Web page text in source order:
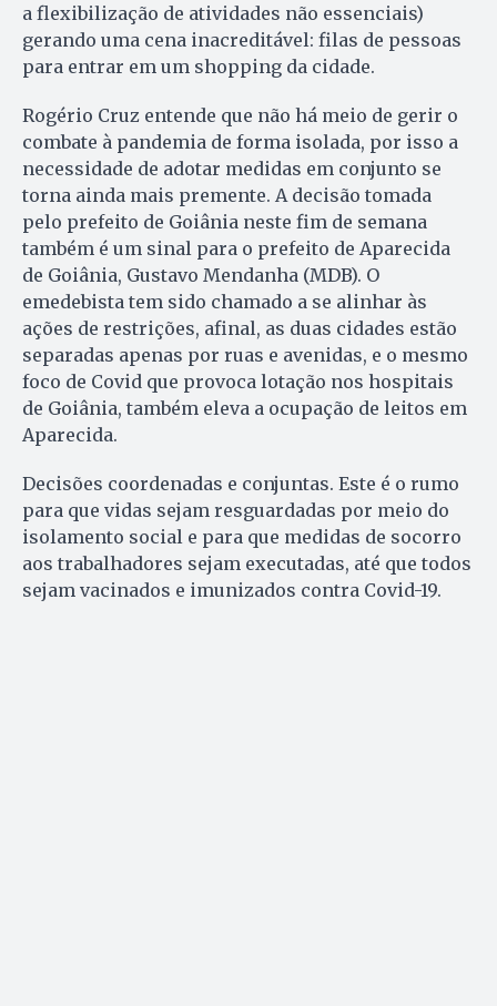
a flexibilização de atividades não essenciais)
gerando uma cena inacreditável: filas de pessoas
para entrar em um shopping da cidade.
Rogério Cruz entende que não há meio de gerir o
combate à pandemia de forma isolada, por isso a
necessidade de adotar medidas em conjunto se
torna ainda mais premente. A decisão tomada
pelo prefeito de Goiânia neste fim de semana
também é um sinal para o prefeito de Aparecida
de Goiânia, Gustavo Mendanha (MDB). O
emedebista tem sido chamado a se alinhar às
ações de restrições, afinal, as duas cidades estão
separadas apenas por ruas e avenidas, e o mesmo
foco de Covid que provoca lotação nos hospitais
de Goiânia, também eleva a ocupação de leitos em
Aparecida.
Decisões coordenadas e conjuntas. Este é o rumo
para que vidas sejam resguardadas por meio do
isolamento social e para que medidas de socorro
aos trabalhadores sejam executadas, até que todos
sejam vacinados e imunizados contra Covid-19.